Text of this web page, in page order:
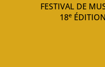
FESTIVAL DE
18e ÉDITION